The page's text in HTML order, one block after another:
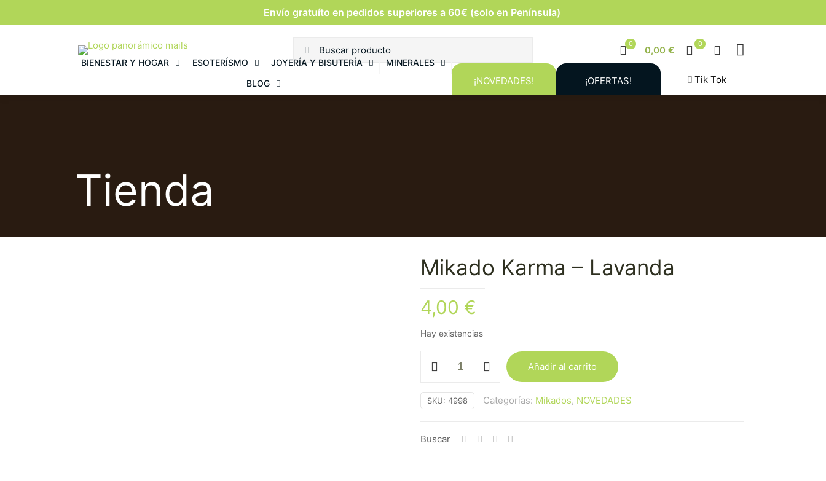
Envío gratuíto en pedidos superiores a 60€ (solo en Península)
0
0,00 €
0
BIENESTAR Y HOGAR ESOTERÍSMO JOYERÍA Y BISUTERÍA
MINERALES
BLOG
¡NOVEDADES! ¡OFERTAS! Tik Tok
Tienda
Mikado Karma – Lavanda
4,00 €
Hay existencias
Karma
-
Lavanda
Añadir al carrito
SKU: 4998 Categorías: Mikados, NOVEDADES
Buscar